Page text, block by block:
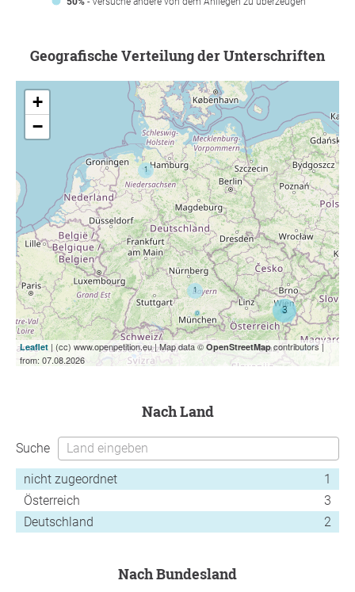
Geografische Verteilung der Unterschriften
+
−
Leaflet | (cc) www.openpetition.eu | Map data © OpenStreetMapcontributors |
from: 07.08.2026
nach Land
Suche
nicht zugeordnet
1
Österreich
3
Deutschland
2
nach Bundesland